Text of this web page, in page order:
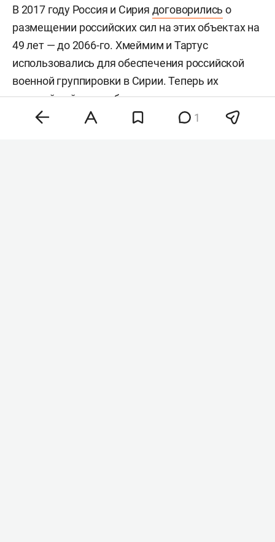
В 2017 году Россия и Сирия договорились о
размещении российских сил на этих объектах на
49 лет — до 2066-го. Хмеймим и Тартус
использовались для обеспечения российской
военной группировки в Сирии. Теперь их
дальнейший статус будет определяться
условиями нового меморандума.
1